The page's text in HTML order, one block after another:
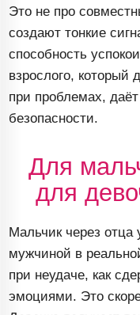
Это не про
создают тонкие
способность
взрослого, который
при проблемах,
безопасности.
Для
для
Мальчик через отца
мужчиной в
при неудаче, как
эмоциями. Это